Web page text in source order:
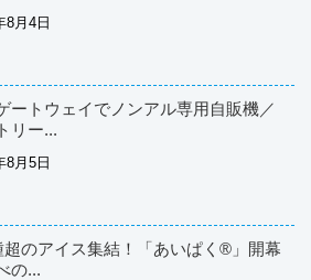
8月4日
ートウェイでノンアル専用自販機／
リー...
8月5日
超のアイス集結！「あいぱく®」開幕
の...